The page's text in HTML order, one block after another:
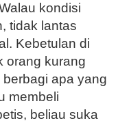
kondisi
tidak lantas
Kebetulan di
orang kurang
apa yang
membeli
beliau suka